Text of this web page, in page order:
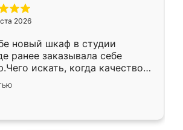
2026
новый шкаф в студии
ранее заказывала себе
искать, когда качеством
Служит кухня уже почти
нет.